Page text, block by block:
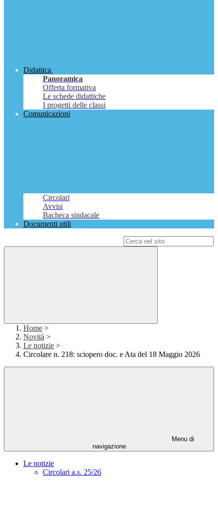
Didattica
Panoramica
Offerta formativa
Le schede didattiche
I progetti delle classi
Comunicazioni
Circolari
Avvisi
Bacheca sindacale
Documenti utili
Home >
Novità >
Le notizie >
Circolare n. 218: sciopero doc. e Ata del 18 Maggio 2026
Menu di
navigazione
Le notizie
Circolari a.s. 25/26